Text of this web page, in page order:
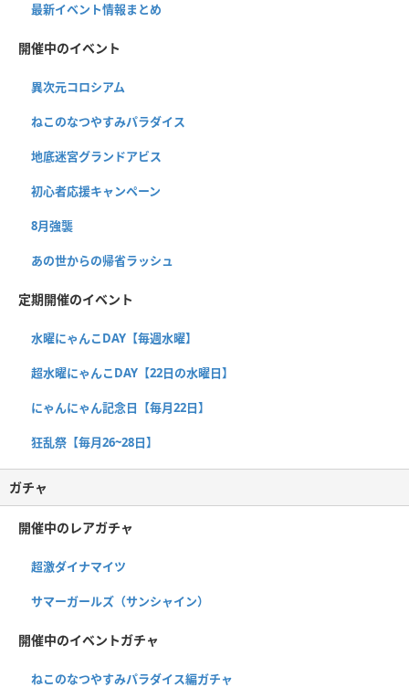
最新イベント情報まとめ
開催中のイベント
異次元コロシアム
ねこのなつやすみパラダイス
地底迷宮グランドアビス
初心者応援キャンペーン
8月強襲
あの世からの帰省ラッシュ
定期開催のイベント
水曜にゃんこDAY【毎週水曜】
超水曜にゃんこDAY【22日の水曜日】
にゃんにゃん記念日【毎月22日】
狂乱祭【毎月26~28日】
ガチャ
開催中のレアガチャ
超激ダイナマイツ
サマーガールズ（サンシャイン）
開催中のイベントガチャ
ねこのなつやすみパラダイス編ガチャ